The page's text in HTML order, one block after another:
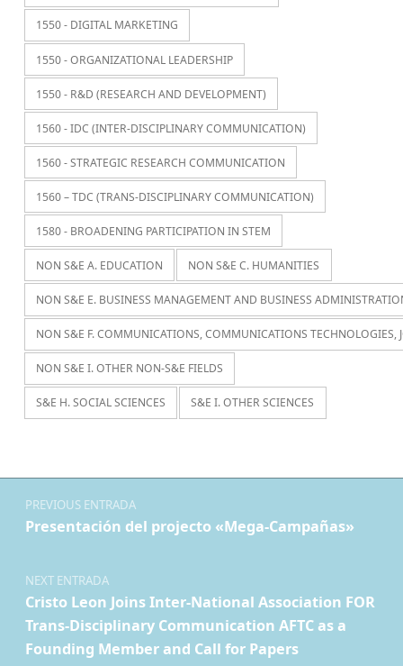
1550 - DIGITAL MARKETING
1550 - ORGANIZATIONAL LEADERSHIP
1550 - R&D (RESEARCH AND DEVELOPMENT)
1560 - IDC (INTER-DISCIPLINARY COMMUNICATION)
1560 - STRATEGIC RESEARCH COMMUNICATION
1560 – TDC (TRANS-DISCIPLINARY COMMUNICATION)
1580 - BROADENING PARTICIPATION IN STEM
NON S&E A. EDUCATION NON S&E C. HUMANITIES
NON S&E E. BUSINESS MANAGEMENT AND BUSINESS
NON S&E F. COMMUNICATIONS, COMMUNICATIONS TECHNOLOGIES,
NON S&E I. OTHER NON-S&E FIELDS
S&E H. SOCIAL SCIENCES S&E I. OTHER SCIENCES
Navegación de entradas
PREVIOUS ENTRADA
Presentación del projecto «Mega-Campañas»
NEXT ENTRADA
Cristo Leon Joins Inter-National Association FOR
Trans-Disciplinary Communication AFTC as a
Founding Member and Call for Papers